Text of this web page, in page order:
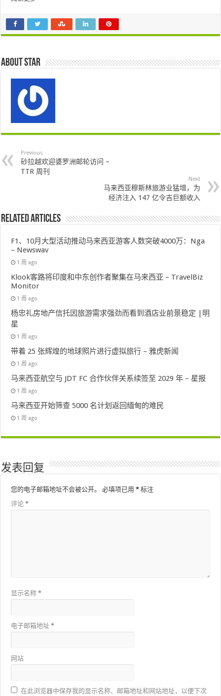
About star
Previous
砂拉越欢迎婆罗洲邮轮访问 –
TTR 周刊
Next
马来西亚穆斯林旅游业猛增，为
经济注入 147 亿令吉巨额收入
Related Articles
F1、10月大型活动推动马来西亚游客人数突破4000万：Nga
– Newswav
1 周 ago
Klook客路将印度和中东创作者聚集在马来西亚 – TravelBiz
Monitor
1 周 ago
杨忠礼房地产信托因旅游需求强劲而看到酒店业前景稳定 |明
星
1 周 ago
带着 25 张辉煌的地球照片进行虚拟旅行 – 雅虎新闻
1 周 ago
马来西亚航空与 JDT FC 合作伙伴关系续签至 2029 年 – 星报
1 周 ago
马来西亚开始筛查 5000 名计划返回缅甸的难民
1 周 ago
发表回复
您的电子邮箱地址不会被公开。 必填项已用* 标注
评论*
显示名称*
电子邮箱地址*
网站
在此浏览器中保存我的显示名称、邮箱地址和网站地址，以便下次